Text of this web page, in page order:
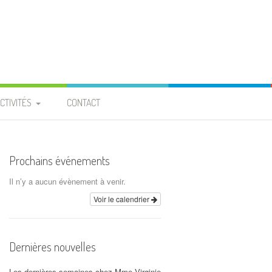
PROJET « PIGEONNIER » À
ARCHIVES
CONTACT
Prochains événements
Il n’y a aucun évènement à venir.
Voir le calendrier
Dernières nouvelles